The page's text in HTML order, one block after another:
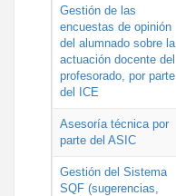
Gestión de las
encuestas de opinión
del alumnado sobre la
actuación docente del
profesorado, por parte
del ICE
Asesoría técnica por
parte del ASIC
Gestión del Sistema
SQF (sugerencias,